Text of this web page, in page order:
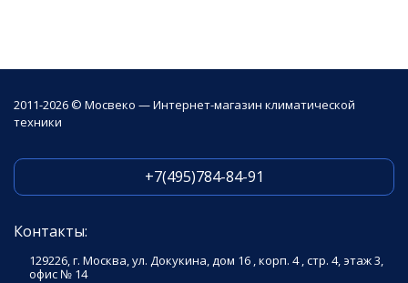
2011-2026 © Мосвеко — Интернет-магазин климатической
техники
+7(495)784-84-91
Контакты:
129226, г. Москва, ул. Докукина, дом 16 , корп. 4 , стр. 4, этаж 3,
офис № 14